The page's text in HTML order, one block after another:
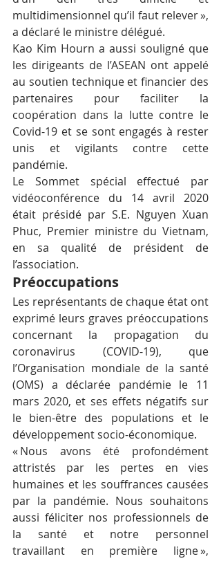
multidimensionnel qu’il faut relever »,
a déclaré le ministre délégué.
Kao Kim Hourn a aussi souligné que
les dirigeants de l’ASEAN ont appelé
au soutien technique et financier des
partenaires pour faciliter la
coopération dans la lutte contre le
Covid-19 et se sont engagés à rester
unis et vigilants contre cette
pandémie.
Le Sommet spécial effectué par
vidéoconférence du 14 avril 2020
était présidé par S.E. Nguyen Xuan
Phuc, Premier ministre du Vietnam,
en sa qualité de président de
l’association.
Préoccupations
Les représentants de chaque état ont
exprimé leurs graves préoccupations
concernant la propagation du
coronavirus (COVID-19), que
l’Organisation mondiale de la santé
(OMS) a déclarée pandémie le 11
mars 2020, et ses effets négatifs sur
le bien-être des populations et le
développement socio-économique.
« Nous avons été profondément
attristés par les pertes en vies
humaines et les souffrances causées
par la pandémie. Nous souhaitons
aussi féliciter nos professionnels de
la santé et notre personnel
travaillant en première ligne »,